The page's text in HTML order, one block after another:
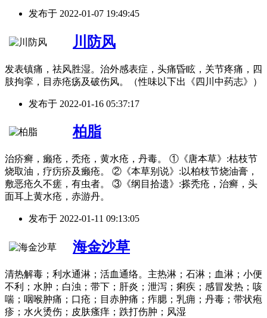
发布于 2022-01-07 19:49:45
川防风
发表镇痛，祛风胜湿。治外感表症，头痛昏眩，关节疼痛，四
肢拘挛，目赤疮疡及破伤风。（性味以下出《四川中药志》）
发布于 2022-01-16 05:37:17
柏脂
治疥癣，癞疮，秃疮，黄水疮，丹毒。 ①《唐本草》:枯枝节
烧取油，疗疠疥及癞疮。 ②《本草别说》:以柏枝节烧油膏，
敷恶疮久不瘥，有虫者。 ③《纲目拾遗》:搽秃疮，治癣，头
面耳上黄水疮，赤游丹。
发布于 2022-01-11 09:13:05
海金沙草
清热解毒；利水通淋；活血通络。主热淋；石淋；血淋；小便
不利；水肿；白浊；带下；肝炎；泄泻；痢疾；感冒发热；咳
喘；咽喉肿痛；口疮；目赤肿痛；痄腮；乳痈；丹毒；带状疱
疹；水火烫伤；皮肤瘙痒；跌打伤肿；风湿